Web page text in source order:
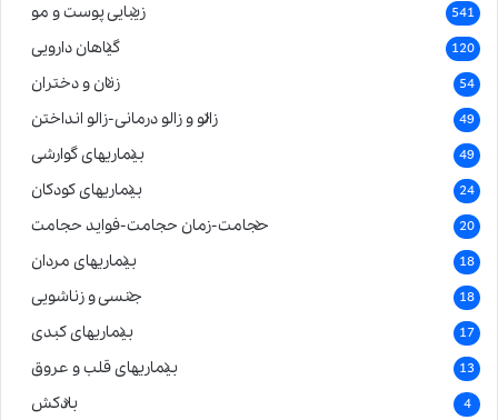
زیبایی پوست و مو 541
گیاهان دارویی 120
زنان و دختران 54
زالو و زالو درمانی-زالو انداختن 49
بیماریهای گوارشی 49
بیماریهای کودکان 24
حجامت-زمان حجامت-فواید حجامت 20
بیماریهای مردان 18
جنسی و زناشویی 18
بیماریهای کبدی 17
بیماریهای قلب و عروق 13
بادکش 4